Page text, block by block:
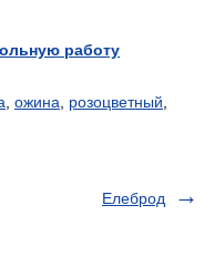
работу
ожина розоцветный
Елеброд